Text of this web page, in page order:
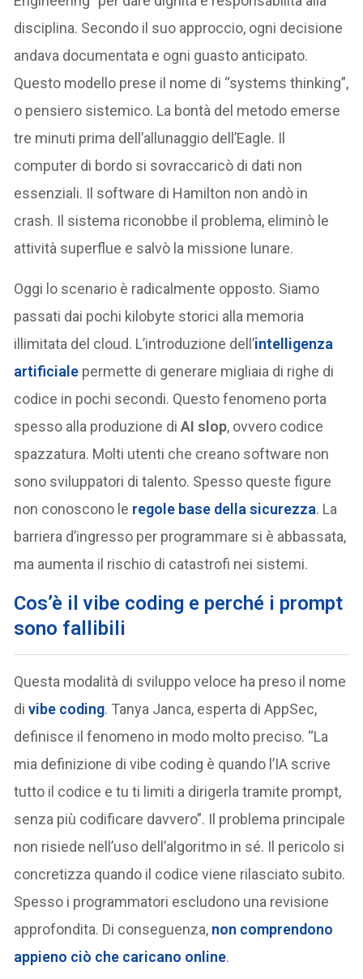
disciplina. Secondo il suo approccio, ogni decisione
andava documentata e ogni guasto anticipato.
Questo modello prese il nome di “systems thinking”,
o pensiero sistemico. La bontà del metodo emerse
tre minuti prima dell’allunaggio dell’Eagle. Il
computer di bordo si sovraccaricò di dati non
essenziali. Il software di Hamilton non andò in
crash. Il sistema riconobbe il problema, eliminò le
attività superflue e salvò la missione lunare.
Oggi lo scenario è radicalmente opposto. Siamo
passati dai pochi kilobyte storici alla memoria
illimitata del cloud. L’introduzione dell’intelligenza
artificiale permette di generare migliaia di righe di
codice in pochi secondi. Questo fenomeno porta
spesso alla produzione diAI slop, ovvero codice
spazzatura. Molti utenti che creano software non
sono sviluppatori di talento. Spesso queste figure
non conoscono le regole base della sicurezza. La
barriera d’ingresso per programmare si è abbassata,
ma aumenta il rischio di catastrofi nei sistemi.
Cos’è il vibe coding e perché i prompt
sono fallibili
Questa modalità di sviluppo veloce ha preso il nome
divibe coding. Tanya Janca, esperta di AppSec,
definisce il fenomeno in modo molto preciso. “La
mia definizione di vibe coding è quando l’IA scrive
tutto il codice e tu ti limiti a dirigerla tramite prompt,
senza più codificare davvero”. Il problema principale
non risiede nell’uso dell’algoritmo in sé. Il pericolo si
concretizza quando il codice viene rilasciato subito.
Spesso i programmatori escludono una revisione
approfondita. Di conseguenza, non comprendono
appieno ciò che caricano online.